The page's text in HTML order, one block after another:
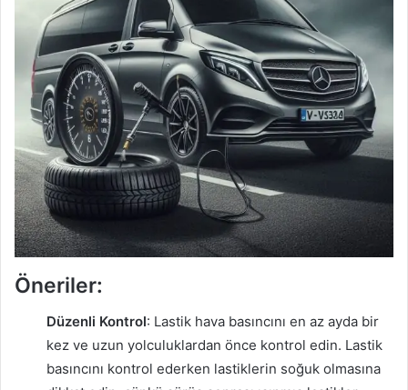
Öneriler:
Düzenli Kontrol: Lastik hava basıncını en az ayda bir
kez ve uzun yolculuklardan önce kontrol edin. Lastik
basıncını kontrol ederken lastiklerin soğuk olmasına